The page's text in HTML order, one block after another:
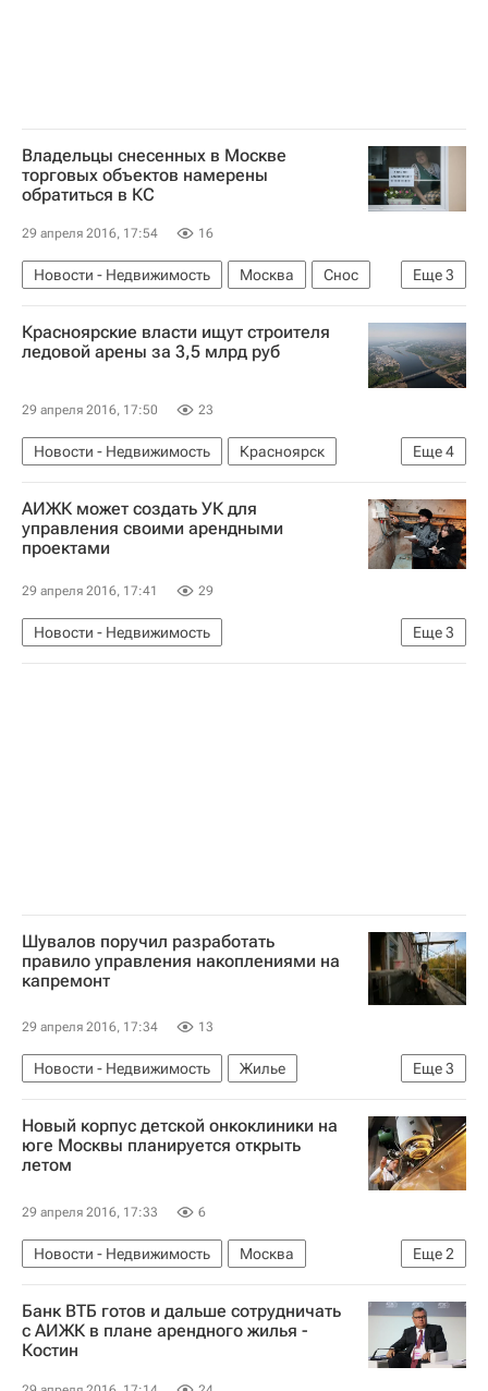
Владельцы снесенных в Москве
торговых объектов намерены
обратиться в КС
29 апреля 2016, 17:54 16
Еще3
Новости - Недвижимость Москва
Снос
Коммерческая недвижимость
Суды
Россия
Красноярские власти ищут строителя
ледовой арены за 3,5 млрд руб
29 апреля 2016, 17:50 23
Еще4
Новости - Недвижимость
Красноярск
Строительство
Спортивные объекты
Госзакупки
Россия
АИЖК может создать УК для
управления своими арендными
проектами
29 апреля 2016, 17:41 29
Еще3
Новости - Недвижимость
Управляющие компании
АИЖК Россия
Шувалов поручил разработать
правило управления накоплениями на
капремонт
29 апреля 2016, 17:34 13
Еще3
Новости - Недвижимость
Жилье
Капремонт
Игорь Шувалов Россия
Новый корпус детской онкоклиники на
юге Москвы планируется открыть
летом
29 апреля 2016, 17:33 6
Еще2
Новости - Недвижимость
Москва
Медучреждения
Россия
Банк ВТБ готов и дальше сотрудничать
с АИЖК в плане арендного жилья -
Костин